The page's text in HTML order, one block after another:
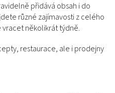
přidává obsah i do
různé zajímavosti z celého
vracet několikrát týdně.
restaurace, ale i prodejny